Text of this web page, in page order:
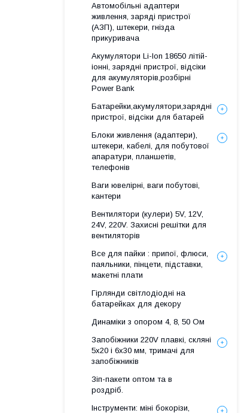
Автомобільні адаптери
живлення, заряді пристрої
(АЗП), штекери, гнізда
прикуривача
Акумулятори Li-Ion 18650 літій-
іонні, зарядні пристрої, відсіки
для акумуляторів,розбірні
Power Bank
Батарейки,акумулятори,зарядні
пристрої, відсіки для батарей
Блоки живлення (адаптери),
штекери, кабелі, для побутової
апаратури, планшетів,
телефонів
Ваги ювелірні, ваги побутові,
кантери
Вентилятори (кулери) 5V, 12V,
24V, 220V. Захисні решітки для
вентиляторів
Все для пайки : припої, флюси,
паяльники, пінцети, підставки,
макетні плати
Гірлянди світлодіодні на
батарейках для декору
Динаміки з опором 4, 8, 50 Ом
Запобіжники 220V плавкі, скляні
5x20 і 6х30 мм, тримачі для
запобіжників
Зіп-пакети оптом та в
роздріб.
Інструменти: міні бокорізи,